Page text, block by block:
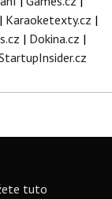
| Karaoketexty.cz |
| Dokina.cz |
tuto